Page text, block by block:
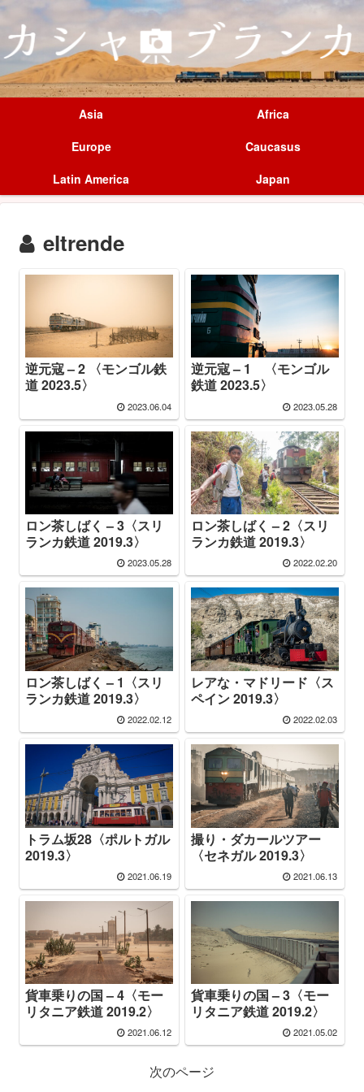
Asia
Africa
Europe
Caucasus
Latin America
Japan
eltrende
逆元寇 – 2 〈モンゴル鉄
道 2023.5〉
2023.06.04
逆元寇 – 1 〈モンゴル
鉄道 2023.5〉
2023.05.28
ロン茶しばく – 3〈スリ
ランカ鉄道 2019.3〉
2023.05.28
ロン茶しばく – 2〈スリ
ランカ鉄道 2019.3〉
2022.02.20
ロン茶しばく – 1〈スリ
ランカ鉄道 2019.3〉
2022.02.12
レアな・マドリード〈ス
ペイン 2019.3〉
2022.02.03
トラム坂28〈ポルトガル
2019.3〉
2021.06.19
撮り・ダカールツアー
〈セネガル 2019.3〉
2021.06.13
貨車乗りの国 – 4〈モー
リタニア鉄道 2019.2〉
2021.06.12
貨車乗りの国 – 3〈モー
リタニア鉄道 2019.2〉
2021.05.02
次のページ